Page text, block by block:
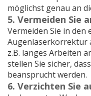
möglichst genau an
5. Vermeiden Sie
Vermeiden Sie in
Augenlaserkorrektur
z.B. langes Arbeiten
stellen Sie sicher,
beansprucht werden.
6. Verzichten Sie